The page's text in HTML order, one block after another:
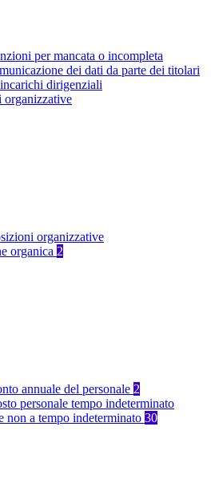
per mancata o incompleta
dei dati da parte dei titolari
dirigenziali
organizzative
organizzative
organica 2
annuale del personale 2
personale tempo indeterminato
non a tempo indeterminato 30